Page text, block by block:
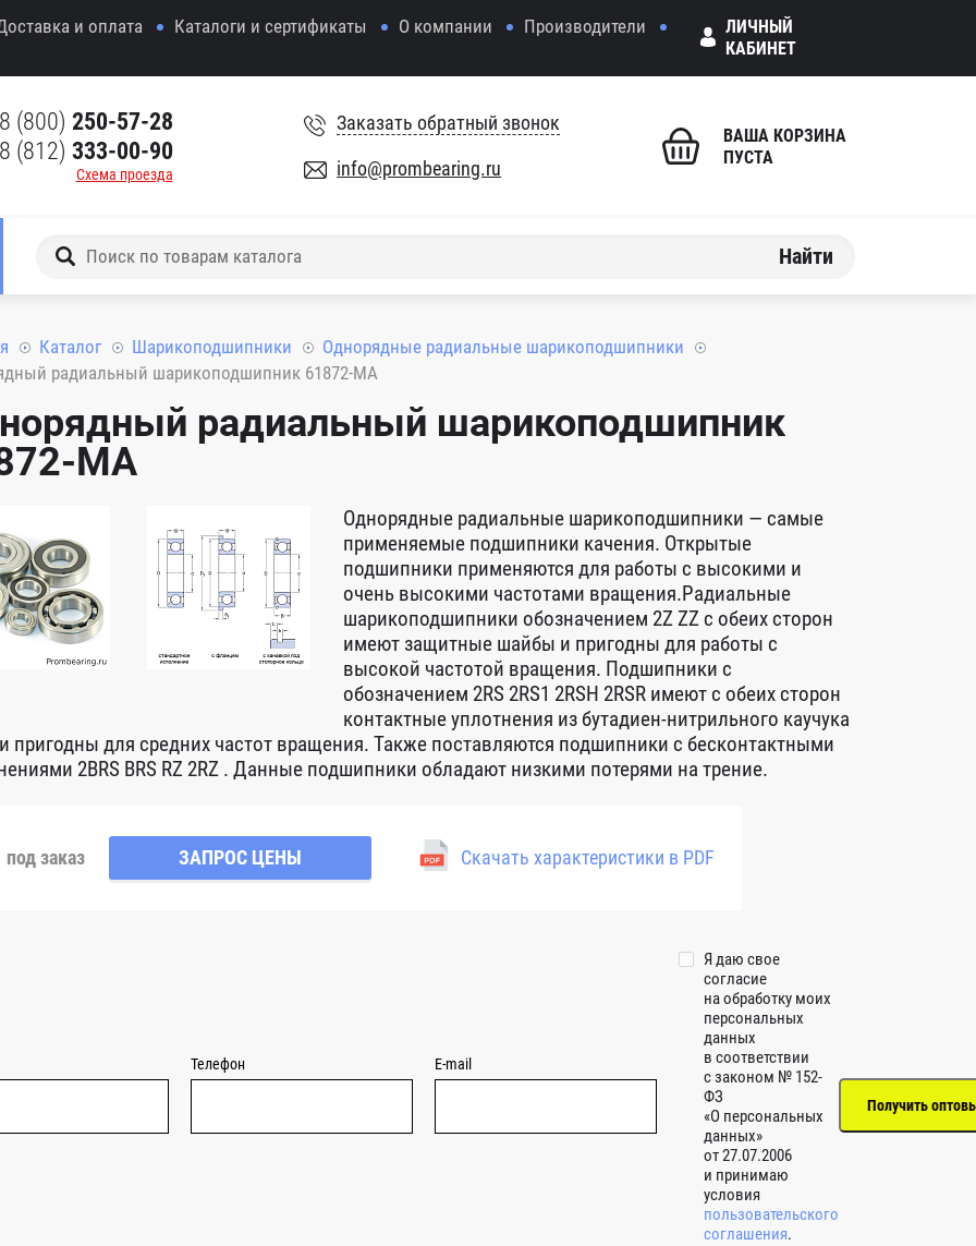
и оплата Каталоги и сертификаты О компании
Производители
ЛИЧНЫЙ
КАБИНЕТ
8 (800) 250-57-28
8 (812) 333-00-90
Схема проезда
Заказать обратный звонок
info@prombearing.ru
ВАША КОРЗИНА
ПУСТА
Найти
Каталог Шарикоподшипники
Однорядные радиальные шарикоподшипники
радиальный шарикоподшипник 61872-MA
радиальный шарикоподшипник
MA
Однорядные радиальные шарикоподшипники — самые
применяемые подшипники качения. Открытые
подшипники применяются для работы с высокими и
очень высокими частотами вращения.Радиальные
шарикоподшипники обозначением 2Z ZZ с обеих сторон
имеют защитные шайбы и пригодны для работы с
высокой частотой вращения. Подшипники с
обозначением 2RS 2RS1 2RSH 2RSR имеют с обеих сторон
контактные уплотнения из бутадиен-нитрильного каучука
пригодны для средних частот вращения. Также поставляются подшипники с бесконтактными
2BRS BRS RZ 2RZ . Данные подшипники обладают низкими потерями на трение.
под заказ ЗАПРОС ЦЕНЫ Скачать характеристики в PDF
Телефон E-mail
Я даю свое
согласие
на обработку моих
персональных
данных
в соответствии
с законом № 152-
ФЗ
«О персональных
данных»
от 27.07.2006
и принимаю
условия
пользовательского
соглашения.